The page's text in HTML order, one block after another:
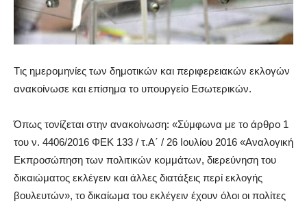
Tις ημερομηνίες των δημοτικών και περιφερειακών εκλογών
ανακοίνωσε και επίσημα το υπουργείο Εσωτερικών.
Όπως τονίζεται στην ανακοίνωση: «Σύμφωνα με το άρθρο 1
του ν. 4406/2016 ΦΕΚ 133 / τ.Α΄ / 26 Ιουλίου 2016 «Αναλογική
Εκπροσώπηση των πολιτικών κομμάτων, διερεύνηση του
δικαιώματος εκλέγειν και άλλες διατάξεις περί εκλογής
βουλευτών», το δικαίωμα του εκλέγειν έχουν όλοι οι πολίτες